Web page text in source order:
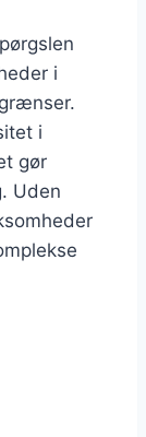
i
i
gør
Uden